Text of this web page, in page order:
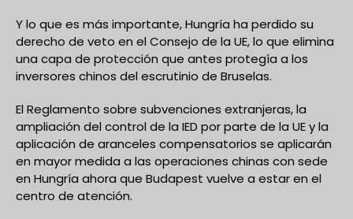
Y lo que es más importante, Hungría ha perdido su
derecho de veto en el Consejo de la UE, lo que elimina
una capa de protección que antes protegía a los
inversores chinos del escrutinio de Bruselas.
El Reglamento sobre subvenciones extranjeras, la
ampliación del control de la IED por parte de la UE y la
aplicación de aranceles compensatorios se aplicarán
en mayor medida a las operaciones chinas con sede
en Hungría ahora que Budapest vuelve a estar en el
centro de atención.